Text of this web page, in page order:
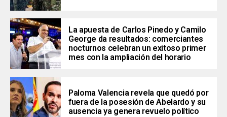
La apuesta de Carlos Pinedo y Camilo
George da resultados: comerciantes
nocturnos celebran un exitoso primer
mes con la ampliación del horario
Paloma Valencia revela que quedó por
fuera de la posesión de Abelardo y su
ausencia ya genera revuelo político